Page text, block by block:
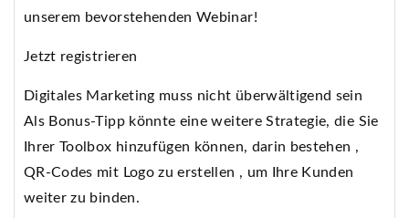
unserem bevorstehenden Webinar!
Jetzt registrieren
Digitales Marketing muss nicht überwältigend sein
Als Bonus-Tipp könnte eine weitere Strategie, die Sie
Ihrer Toolbox hinzufügen können, darin bestehen ,
QR-Codes mit Logo zu erstellen , um Ihre Kunden
weiter zu binden.